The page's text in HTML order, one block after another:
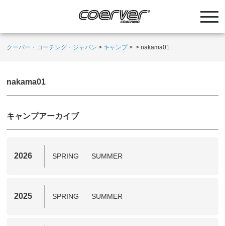
クーバー・コーチング・ジャパン > キャンプ> >nakama01
nakama01
キャンプアーカイブ
2026 SPRING SUMMER
2025 SPRING SUMMER